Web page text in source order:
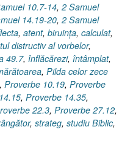
10.7-14, 2 Samuel
14.19-20, 2 Samuel
, atent, biruinţa, calculat,
distructiv al vorbelor,
49.7, înflăcărezi, întâmplat,
, Pilda celor zece
, Proverbe 10.19, Proverbe
, Proverbe 14.35,
22.3, Proverbe 27.12,
, strateg, studiu Biblic,